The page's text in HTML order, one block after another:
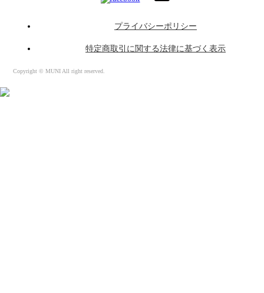
プライバシーポリシー
特定商取引に関する法律に基づく表示
Copyright © MUNI All right reserved.